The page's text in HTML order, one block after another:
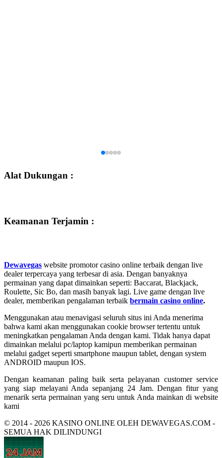
Alat Dukungan :
Keamanan Terjamin :
Dewavegas website promotor casino online terbaik dengan live
dealer terpercaya yang terbesar di asia. Dengan banyaknya
permainan yang dapat dimainkan seperti: Baccarat, Blackjack,
Roulette, Sic Bo, dan masih banyak lagi. Live game dengan live
dealer, memberikan pengalaman terbaik bermain casino online.
Menggunakan atau menavigasi seluruh situs ini Anda menerima
bahwa kami akan menggunakan cookie browser tertentu untuk
meningkatkan pengalaman Anda dengan kami. Tidak hanya dapat
dimainkan melalui pc/laptop kamipun memberikan permainan
melalui gadget seperti smartphone maupun tablet, dengan system
ANDROID maupun IOS.
Dengan keamanan paling baik serta pelayanan customer service
yang siap melayani Anda sepanjang 24 Jam. Dengan fitur yang
menarik serta permainan yang seru untuk Anda mainkan di website
kami
© 2014 - 2026 KASINO ONLINE OLEH DEWAVEGAS.COM -
SEMUA HAK DILINDUNGI